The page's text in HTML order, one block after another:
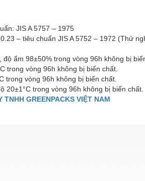
JIS A 5757 – 1975
– tiêu chuẩn JIS A 5752 – 1972 (Thử
ẩm 98±50% trong vòng 96h không bị
trong vòng 96h không bị biến chất.
trong vòng 96h không bị biến chất.
20±1°C trong vòng 96h không bị biến chất.
TNHH GREENPACKS VIỆT NAM